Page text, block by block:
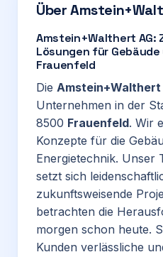
Über
Amstein+Walthert
Lösungen für Gebäude
Frauenfeld
Die Amstein+Walthert
Unternehmen in der
8500 Frauenfeld. Wir
Konzepte für die
Energietechnik. Unser
setzt sich
zukunftsweisende
betrachten die
morgen schon heute.
Kunden verlässliche